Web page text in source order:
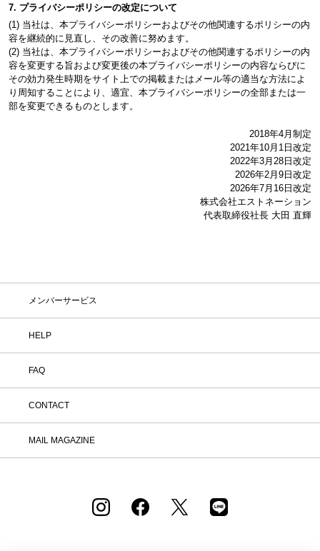
7. プライバシーポリシーの改定について
(1) 当社は、本プライバシーポリシーおよびその他関連するポリシーの内
容を継続的に見直し、その改善に努めます。
(2) 当社は、本プライバシーポリシーおよびその他関連するポリシーの内
容を変更する旨および変更後の本プライバシーポリシーの内容ならびに
その効力発生時期をサイト上での掲載またはメール等の適当な方法によ
り周知することにより、適宜、本プライバシーポリシーの全部または一
部を変更できるものとします。
2018年4月制定
2021年10月1日改定
2022年3月28日改定
2026年2月9日改定
2026年7月16日改定
株式会社エストネーション
代表取締役社長 大田 直輝
メンバーサービス
HELP
FAQ
CONTACT
MAIL MAGAZINE